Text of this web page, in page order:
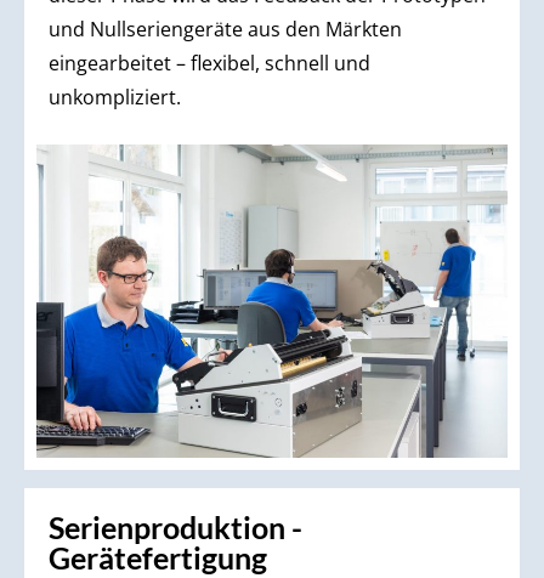
und Nullseriengeräte aus den Märkten
eingearbeitet – flexibel, schnell und
unkompliziert.
Serien­­produktion -
Gerätefertigung